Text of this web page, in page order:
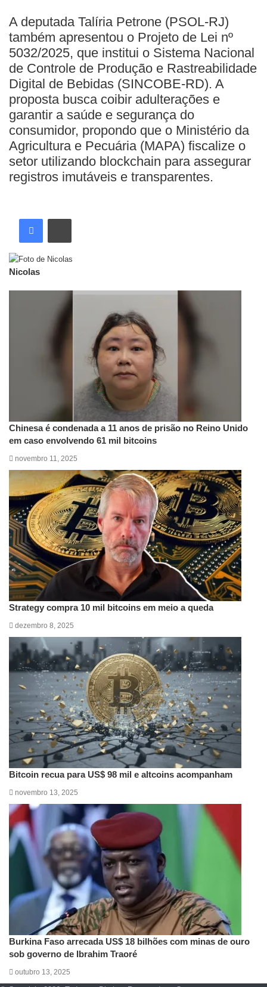
A deputada Talíria Petrone (PSOL-RJ)
também apresentou o Projeto de Lei nº
5032/2025, que institui o Sistema Nacional
de Controle de Produção e Rastreabilidade
Digital de Bebidas (SINCOBE-RD). A
proposta busca coibir adulterações e
garantir a saúde e segurança do
consumidor, propondo que o Ministério da
Agricultura e Pecuária (MAPA) fiscalize o
setor utilizando blockchain para assegurar
registros imutáveis e transparentes.
Nicolas
Chinesa é condenada a 11 anos de prisão no Reino Unido
em caso envolvendo 61 mil bitcoins
novembro 11, 2025
Strategy compra 10 mil bitcoins em meio a queda
dezembro 8, 2025
Bitcoin recua para US$ 98 mil e altcoins acompanham
novembro 13, 2025
Burkina Faso arrecada US$ 18 bilhões com minas de ouro
sob governo de Ibrahim Traoré
outubro 13, 2025